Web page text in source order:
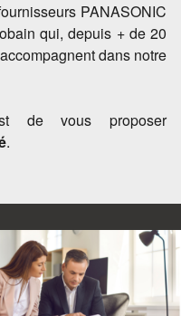
PANASONIC
qui, depuis + de 20
dans notre
de vous proposer
.